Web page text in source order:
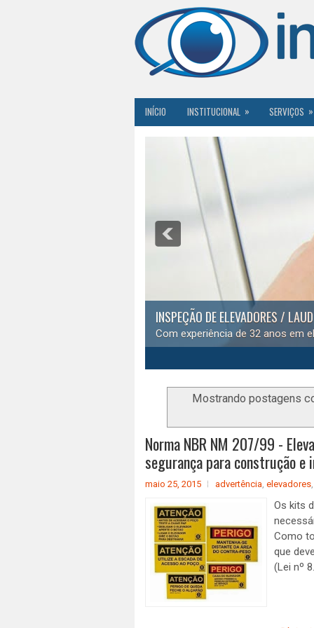
INÍCIO INSTITUCIONAL » SERVIÇOS »
INSPEÇÃO DE ELEVADORES /
Com experiência de 32 anos em
Mostrando postagens
Norma NBR NM 207/99 -
segurança para construção e
maio 25, 2015 advertência elevadores
Os kits
Como
que
(Lei nº